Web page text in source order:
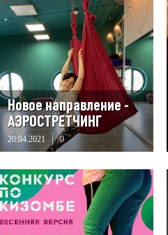
Новое направление -
АЭРОСТРЕТЧИНГ
20.04.2021 0